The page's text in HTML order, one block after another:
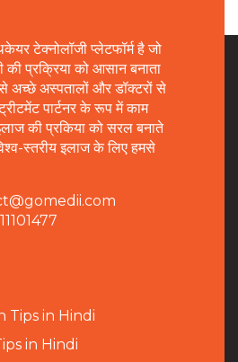
टेक्नोलॉजी प्लेटफॉर्म है जो
प्रक्रिया को आसान बनाता
अच्छे अस्पतालों और डॉक्टरों से
पार्टनर के रूप में काम
की प्रकिया को सरल बनाते
स्तरीय इलाज के लिए हमसे
Tips in Hindi
in Hindi